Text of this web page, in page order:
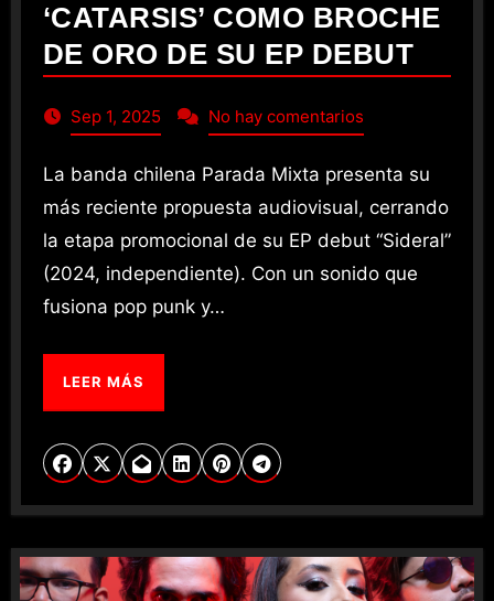
‘CATARSIS’ COMO BROCHE
DE ORO DE SU EP DEBUT
Sep 1, 2025 No hay comentarios
La banda chilena Parada Mixta presenta su
más reciente propuesta audiovisual, cerrando
la etapa promocional de su EP debut “Sideral”
(2024, independiente). Con un sonido que
fusiona pop punk y…
LEER MÁS